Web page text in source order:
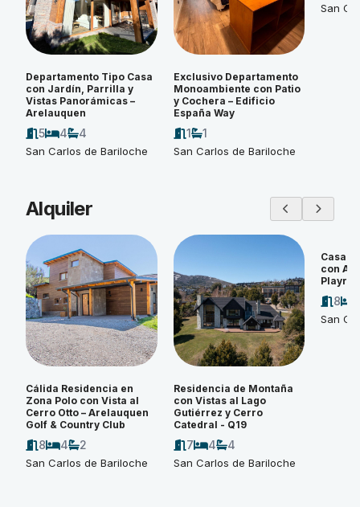
Departamento Tipo Casa
con Jardín, Parrilla y
Vistas Panorámicas –
Arelauquen
5 4 4
San Carlos de Bariloche
Exclusivo Departamento
Monoambiente con Patio
y Cochera – Edificio
España Way
1 1
San Carlos de Bariloche
San
Alquiler
Cálida Residencia en
Zona Polo con Vista al
Cerro Otto – Arelauquen
Golf & Country Club
8 4 2
San Carlos de Bariloche
Residencia de Montaña
con Vistas al Lago
Gutiérrez y Cerro
Catedral - Q19
7 4 4
San Carlos de Bariloche
Casa
con
8
San